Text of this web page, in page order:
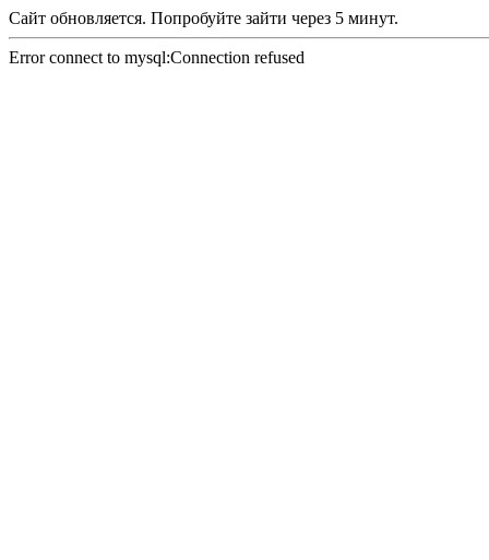
Сайт обновляется. Попробуйте зайти через 5 минут.
Error connect to mysql:Connection refused